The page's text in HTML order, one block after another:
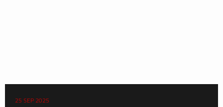
25 SEP 2025